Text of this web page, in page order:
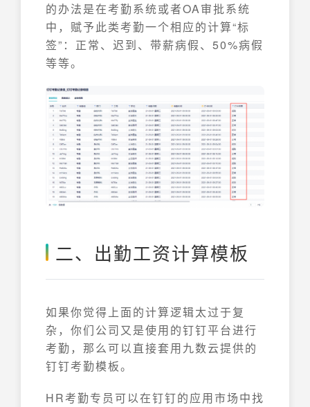
的办法是在考勤系统或者OA审批系统
中，赋予此类考勤一个相应的计算“标
签”：正常、迟到、带薪病假、50%病假
等等。
二、出勤工资计算模板
如果你觉得上面的计算逻辑太过于复
杂，你们公司又是使用的钉钉平台进行
考勤，那么可以直接套用九数云提供的
钉钉考勤模板。
HR考勤专员可以在钉钉的应用市场中找